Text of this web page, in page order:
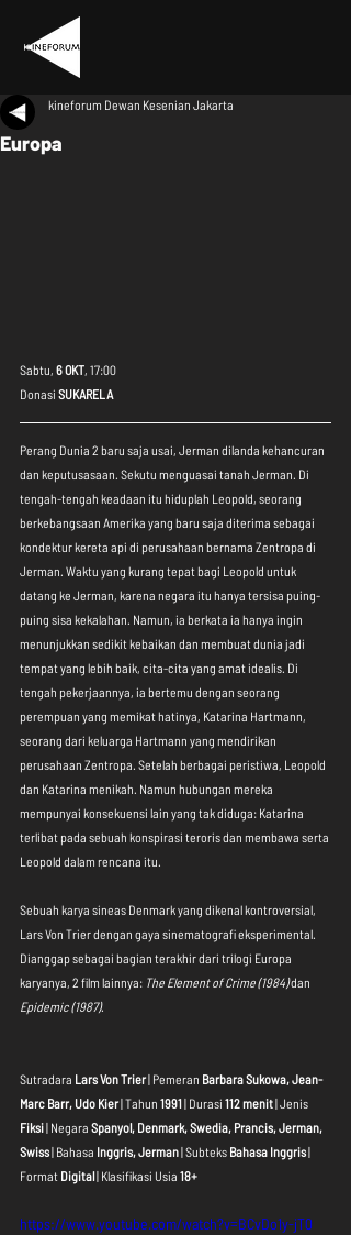
Europa
kineforum Dewan Kesenian Jakarta
Sabtu, 6 OKT, 17:00
Donasi SUKARELA
Perang Dunia 2 baru saja usai, Jerman dilanda kehancuran
dan keputusasaan. Sekutu menguasai tanah Jerman. Di
tengah-tengah keadaan itu hiduplah Leopold, seorang
berkebangsaan Amerika yang baru saja diterima sebagai
kondektur kereta api di perusahaan bernama Zentropa di
Jerman. Waktu yang kurang tepat bagi Leopold untuk
datang ke Jerman, karena negara itu hanya tersisa puing-
puing sisa kekalahan. Namun, ia berkata ia hanya ingin
menunjukkan sedikit kebaikan dan membuat dunia jadi
tempat yang lebih baik, cita-cita yang amat idealis. Di
tengah pekerjaannya, ia bertemu dengan seorang
perempuan yang memikat hatinya, Katarina Hartmann,
seorang dari keluarga Hartmann yang mendirikan
perusahaan Zentropa. Setelah berbagai peristiwa, Leopold
dan Katarina menikah. Namun hubungan mereka
mempunyai konsekuensi lain yang tak diduga: Katarina
terlibat pada sebuah konspirasi teroris dan membawa serta
Leopold dalam rencana itu.
Sebuah karya sineas Denmark yang dikenal kontroversial,
Lars Von Trier dengan gaya sinematografi eksperimental.
Dianggap sebagai bagian terakhir dari trilogi Europa
karyanya, 2 film lainnya: The Element of Crime (1984) dan
Epidemic (1987).
Sutradara Lars Von Trier | Pemeran Barbara Sukowa, Jean-
Marc Barr, Udo Kier | Tahun 1991 | Durasi 112 menit | Jenis
Fiksi | Negara Spanyol, Denmark, Swedia, Prancis, Jerman,
Swiss | Bahasa Inggris, Jerman | Subteks Bahasa Inggris |
Format Digital | Klasifikasi Usia 18+
https://www.youtube.com/watch?v=BCvDo1y-jT0